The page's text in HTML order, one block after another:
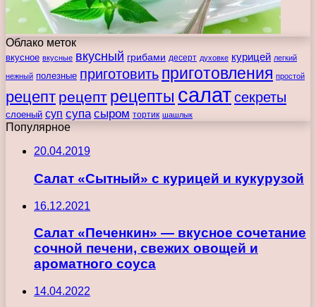
Облако меток
вкусное вкусные вкусный грибами десерт духовке курицей легкий
нежный полезные приготовить приготовления простой
рецепт рецепт рецепты салатсекреты
слоеный суп супа сыром тортик шашлык
Популярное
20.04.2019
Салат «Сытный» с курицей и кукурузой
16.12.2021
Салат «Печенкин» — вкусное сочетание
сочной печени, свежих овощей и
ароматного соуса
14.04.2022